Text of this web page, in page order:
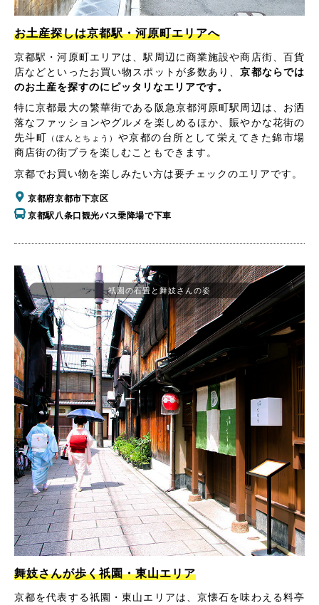
お土産探しは京都駅・河原町エリアへ
京都駅・河原町エリアは、駅周辺に商業施設や商店街、百貨
店などといったお買い物スポットが多数あり、京都ならでは
のお土産を探すのにピッタリなエリアです。
特に京都最大の繁華街である阪急京都河原町駅周辺は、お洒
落なファッションやグルメを楽しめるほか、賑やかな花街の
先斗町
（ぽんとちょう） や京都の台所として栄えてきた錦市場
商店街の街ブラを楽しむこともできます。
京都でお買い物を楽しみたい方は要チェックのエリアです。
京都府京都市下京区
京都駅八条口観光バス乗降場で下車
舞妓さんが歩く祇園・東山エリア
京都を代表する祇園・東山エリアは、京懐石を味わえる料亭
祇園の石畳と舞妓さんの姿